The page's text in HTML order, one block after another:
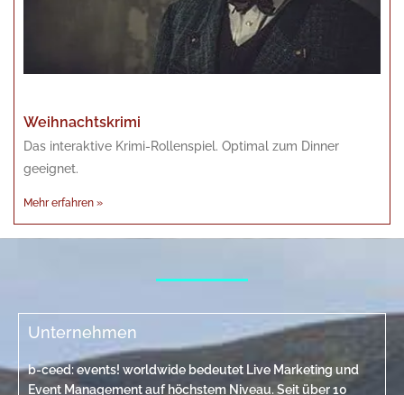
Weihnachtskrimi
Das interaktive Krimi-Rollenspiel. Optimal zum Dinner
geeignet.
Mehr erfahren »
Unternehmen
b-ceed: events! worldwide bedeutet Live Marketing und
Event Management auf höchstem Niveau. Seit über 10